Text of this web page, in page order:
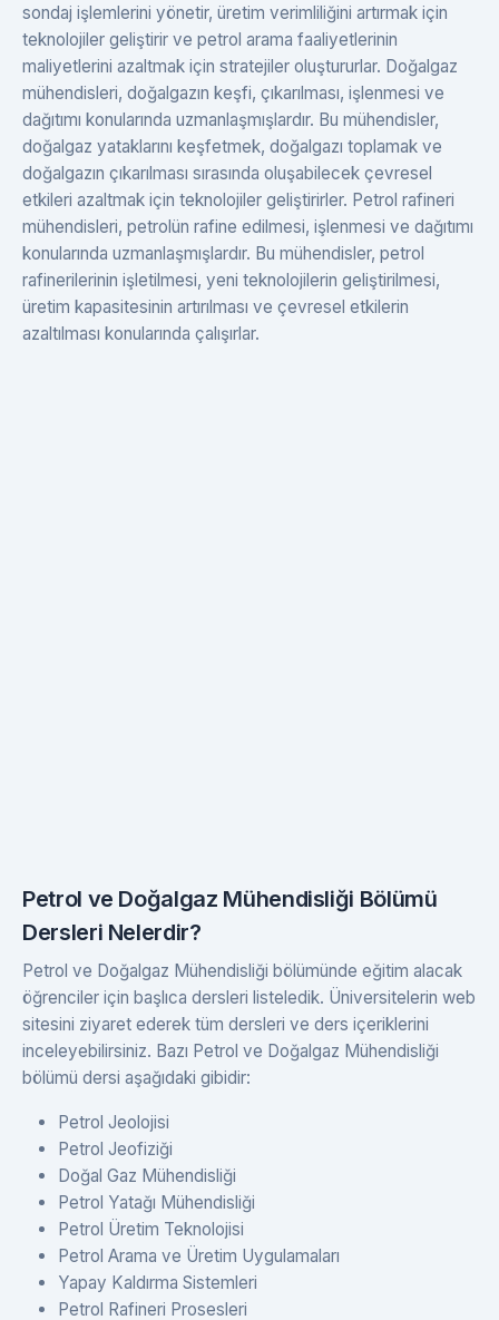
sondaj işlemlerini yönetir, üretim verimliliğini artırmak için
teknolojiler geliştirir ve petrol arama faaliyetlerinin
maliyetlerini azaltmak için stratejiler oluştururlar. Doğalgaz
mühendisleri, doğalgazın keşfi, çıkarılması, işlenmesi ve
dağıtımı konularında uzmanlaşmışlardır. Bu mühendisler,
doğalgaz yataklarını keşfetmek, doğalgazı toplamak ve
doğalgazın çıkarılması sırasında oluşabilecek çevresel
etkileri azaltmak için teknolojiler geliştirirler. Petrol rafineri
mühendisleri, petrolün rafine edilmesi, işlenmesi ve dağıtımı
konularında uzmanlaşmışlardır. Bu mühendisler, petrol
rafinerilerinin işletilmesi, yeni teknolojilerin geliştirilmesi,
üretim kapasitesinin artırılması ve çevresel etkilerin
azaltılması konularında çalışırlar.
Petrol ve Doğalgaz Mühendisliği Bölümü
Dersleri Nelerdir?
Petrol ve Doğalgaz Mühendisliği bölümünde eğitim alacak
öğrenciler için başlıca dersleri listeledik. Üniversitelerin web
sitesini ziyaret ederek tüm dersleri ve ders içeriklerini
inceleyebilirsiniz. Bazı Petrol ve Doğalgaz Mühendisliği
bölümü dersi aşağıdaki gibidir:
Petrol Jeolojisi
Petrol Jeofiziği
Doğal Gaz Mühendisliği
Petrol Yatağı Mühendisliği
Petrol Üretim Teknolojisi
Petrol Arama ve Üretim Uygulamaları
Yapay Kaldırma Sistemleri
Petrol Rafineri Prosesleri